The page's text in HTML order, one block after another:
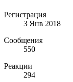
Регистрация
3 Янв 2018
Сообщения
550
Реакции
294